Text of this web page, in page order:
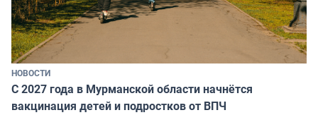
НОВОСТИ
С 2027 года в Мурманской области начнётся
вакцинация детей и подростков от ВПЧ